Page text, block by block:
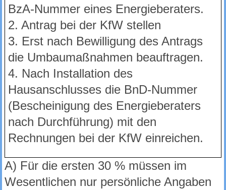
BzA-Nummer eines Energieberaters.
2. Antrag bei der KfW stellen
3. Erst nach Bewilligung des Antrags
die Umbaumaßnahmen beauftragen.
4. Nach Installation des
Hausanschlusses die BnD-Nummer
(Bescheinigung des Energieberaters
nach Durchführung) mit den
Rechnungen bei der KfW einreichen.
A) Für die ersten 30 % müssen im
Wesentlichen nur persönliche Angaben